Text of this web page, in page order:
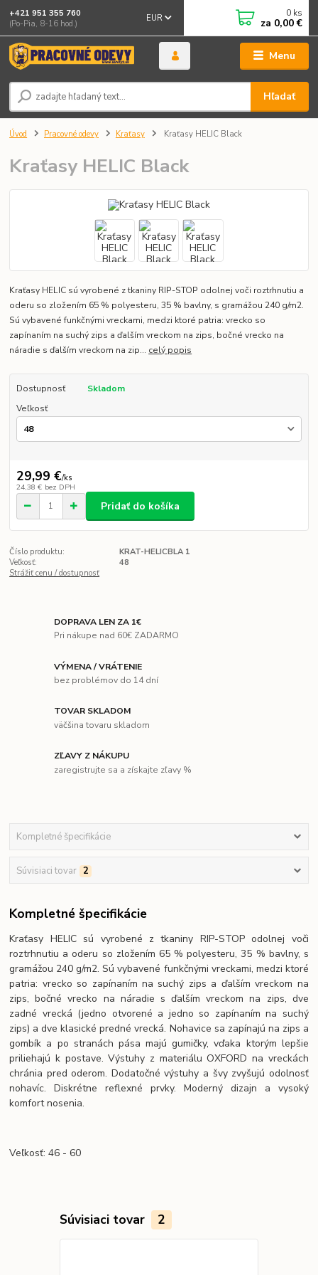
Menu
EUR
Hľadať
+421 951 355 760
(Po-Pia, 8-16 hod.)
0 ks
za 0,00 €
Úvod Pracovné odevy Kraťasy Kraťasy HELIC Black
Kraťasy HELIC Black
Kraťasy HELIC sú vyrobené z tkaniny RIP-STOP odolnej voči roztrhnutiu a
oderu so zložením 65 % polyesteru, 35 % bavlny, s gramážou 240 g/m2.
Sú vybavené funkčnými vreckami, medzi ktoré patria: vrecko so
zapínaním na suchý zips a ďalším vreckom na zips, bočné vrecko na
náradie s ďalším vreckom na zip... celý popis
Dostupnosť
Skladom
Veľkosť
29,99 €/ks
24,38 € bez DPH
Pridať do košíka
Číslo produktu:
KRAT-HELICBLA 1
Veľkosť:
48
Strážiť cenu / dostupnosť
DOPRAVA LEN ZA 1€
Pri nákupe nad 60€ ZADARMO
VÝMENA / VRÁTENIE
bez problémov do 14 dní
TOVAR SKLADOM
väčšina tovaru skladom
ZĽAVY Z NÁKUPU
zaregistrujte sa a získajte zľavy %
Kompletné špecifikácie
Súvisiaci tovar 2
Kompletné špecifikácie
Kraťasy HELIC sú vyrobené z tkaniny RIP-STOP odolnej voči
roztrhnutiu a oderu so zložením 65 % polyesteru, 35 % bavlny, s
gramážou 240 g/m2. Sú vybavené funkčnými vreckami, medzi ktoré
patria: vrecko so zapínaním na suchý zips a ďalším vreckom na
zips, bočné vrecko na náradie s ďalším vreckom na zips, dve
zadné vrecká (jedno otvorené a jedno so zapínaním na suchý
zips) a dve klasické predné vrecká. Nohavice sa zapínajú na zips a
gombík a po stranách pása majú gumičky, vďaka ktorým lepšie
priliehajú k postave. Výstuhy z materiálu OXFORD na vreckách
chránia pred oderom. Dodatočné výstuhy a švy zvyšujú odolnosť
nohavíc. Diskrétne reflexné prvky. Moderný dizajn a vysoký
komfort nosenia.
Veľkosť: 46 - 60
Súvisiaci tovar 2